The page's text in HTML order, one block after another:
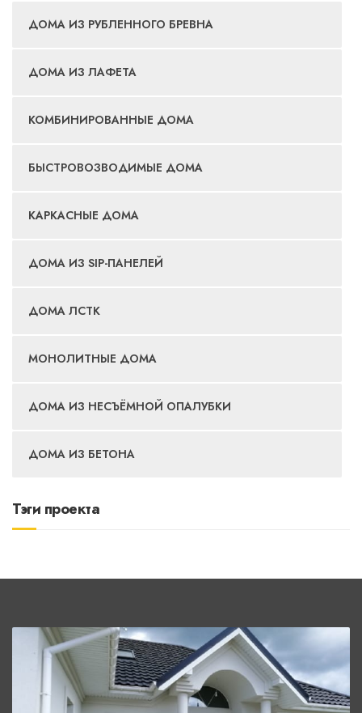
ДОМА ИЗ РУБЛЕННОГО БРЕВНА
ДОМА ИЗ ЛАФЕТА
КОМБИНИРОВАННЫЕ ДОМА
БЫСТРОВОЗВОДИМЫЕ ДОМА
КАРКАСНЫЕ ДОМА
ДОМА ИЗ SIP-ПАНЕЛЕЙ
ДОМА ЛСТК
МОНОЛИТНЫЕ ДОМА
ДОМА ИЗ НЕСЪЁМНОЙ ОПАЛУБКИ
ДОМА ИЗ БЕТОНА
Тэги проекта